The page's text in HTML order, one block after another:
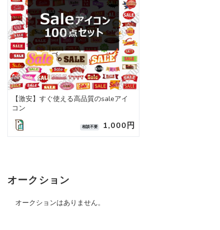
【激安】すぐ使える高品質のsaleアイ
コン
相談不要 1,000円
オークション
オークションはありません。